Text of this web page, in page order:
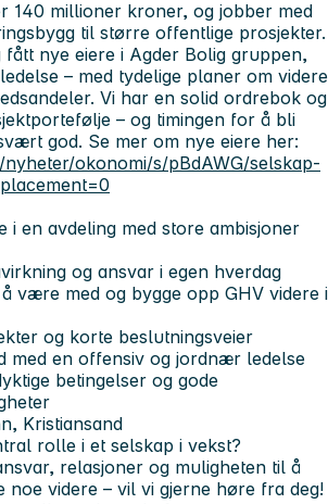
140 millioner kroner, og jobber med
til større offentlige prosjekter.
nye eiere i Agder Bolig gruppen,
– med tydelige planer om videre
Vi har en solid ordrebok og
– og timingen for å bli
god. Se mer om nye eiere her:
okonomi/s/pBdAWG/selskap-
i en avdeling med store ambisjoner
og ansvar i egen hverdag
være med og bygge opp GHV videre i
og korte beslutningsveier
med en offensiv og jordnær ledelse
betingelser og gode
Kristiansand
rolle i et selskap i vekst?
relasjoner og muligheten til å
noe videre – vil vi gjerne høre fra deg!